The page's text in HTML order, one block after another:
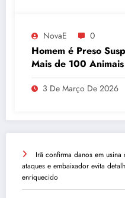
NovaE 0
Homem é Preso
Mais de 100
3 De Março De 2026
Irã confirma danos em
ataques e embaixador evita
enriquecido